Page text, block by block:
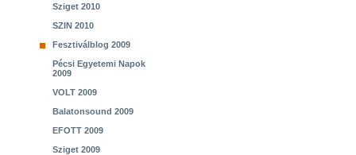
Sziget 2010
SZIN 2010
Fesztiválblog 2009
Pécsi Egyetemi Napok
2009
VOLT 2009
Balatonsound 2009
EFOTT 2009
Sziget 2009